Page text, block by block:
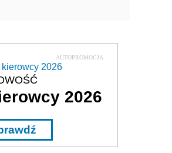
AUTOPROMOCJA
2026